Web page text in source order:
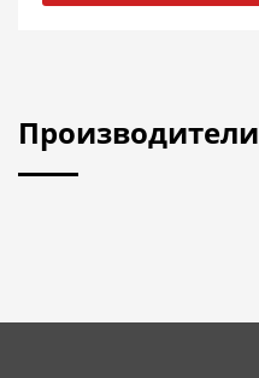
Производители